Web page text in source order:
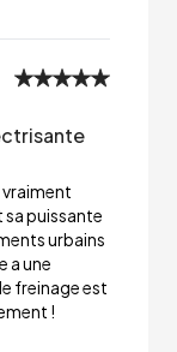
puissante
urbains
a une
freinage est
!